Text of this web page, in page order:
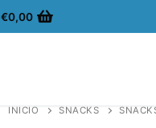
€0,00
INICIO SNACKS